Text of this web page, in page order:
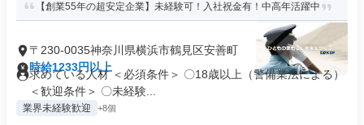
【創業55年の超安定企業】未経験可！入社祝金有！中高年活躍中
〒230-0035神奈川県横浜市鶴見区安善町
時給1233円以上
求めている人材 ＜必須条件＞ 〇18歳以上（警備業法による）
＜歓迎条件＞ 〇未経験...
業界未経験歓迎 +8個